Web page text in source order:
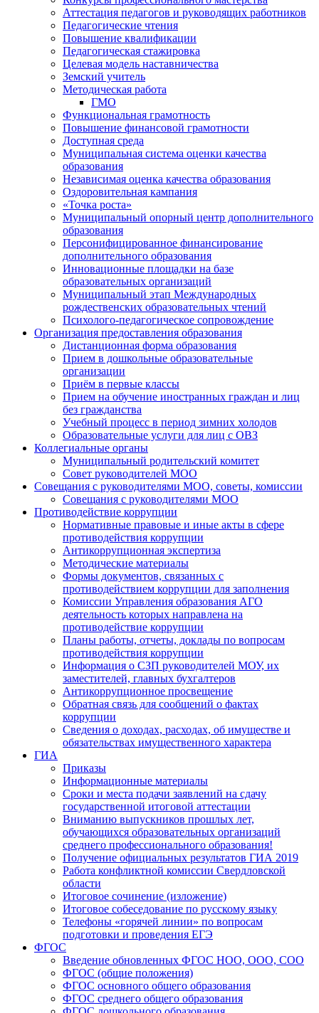
Аттестация педагогов и руководящих работников
Педагогические чтения
Повышение квалификации
Педагогическая стажировка
Целевая модель наставничества
Земский учитель
Методическая работа
ГМО
Функциональная грамотность
Повышение финансовой грамотности
Доступная среда
Муниципальная система оценки качества
образования
Независимая оценка качества образования
Оздоровительная кампания
«Точка роста»
Муниципальный опорный центр дополнительного
образования
Персонифицированное финансирование
дополнительного образования
Инновационные площадки на базе
образовательных организаций
Муниципальный этап Международных
рождественских образовательных чтений
Психолого-педагогическое сопровождение
Организация предоставления образования
Дистанционная форма образования
Прием в дошкольные образовательные
организации
Приём в первые классы
Прием на обучение иностранных граждан и лиц
без гражданства
Учебный процесс в период зимних холодов
Образовательные услуги для лиц с ОВЗ
Коллегиальные органы
Муниципальный родительский комитет
Совет руководителей МОО
Совещания с руководителями МОО, советы, комиссии
Совещания с руководителями МОО
Противодействие коррупции
Нормативные правовые и иные акты в сфере
противодействия коррупции
Антикоррупционная экспертиза
Методические материалы
Формы документов, связанных с
противодействием коррупции для заполнения
Комиссии Управления образования АГО
деятельность которых направлена на
противодействие коррупции
Планы работы, отчеты, доклады по вопросам
противодействия коррупции
Информация о СЗП руководителей МОУ, их
заместителей, главных бухгалтеров
Антикоррупционное просвещение
Обратная связь для сообщений о фактах
коррупции
Сведения о доходах, расходах, об имуществе и
обязательствах имущественного характера
ГИА
Приказы
Информационные материалы
Сроки и места подачи заявлений на сдачу
государственной итоговой аттестации
Вниманию выпускников прошлых лет,
обучающихся образовательных организаций
среднего профессионального образования!
Получение официальных результатов ГИА 2019
Работа конфликтной комиссии Свердловской
области
Итоговое сочинение (изложение)
Итоговое собеседование по русскому языку
Телефоны «горячей линии» по вопросам
подготовки и проведения ЕГЭ
ФГОС
Введение обновленных ФГОС НОО, ООО, СОО
ФГОС (общие положения)
ФГОС основного общего образования
ФГОС среднего общего образования